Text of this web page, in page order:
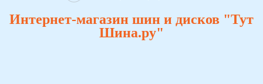
Интернет-магазин шин и дисков "Тут
Шина.ру"